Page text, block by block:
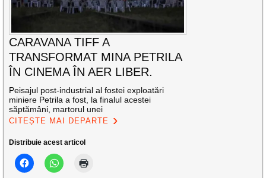
CARAVANA TIFF A
TRANSFORMAT MINA PETRILA
ÎN CINEMA ÎN AER LIBER.
Peisajul post-industrial al fostei exploatări
miniere Petrila a fost, la finalul acestei
săptămâni, martorul unei
CITEȘTE MAI DEPARTE
Distribuie acest articol